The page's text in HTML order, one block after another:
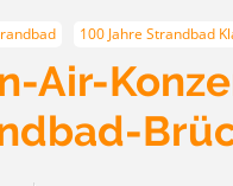
100 Jahre Strandbad
Air-